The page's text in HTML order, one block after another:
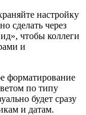
настройку
сделать через
чтобы коллеги
и
форматирование
по типу
будет сразу
и датам.